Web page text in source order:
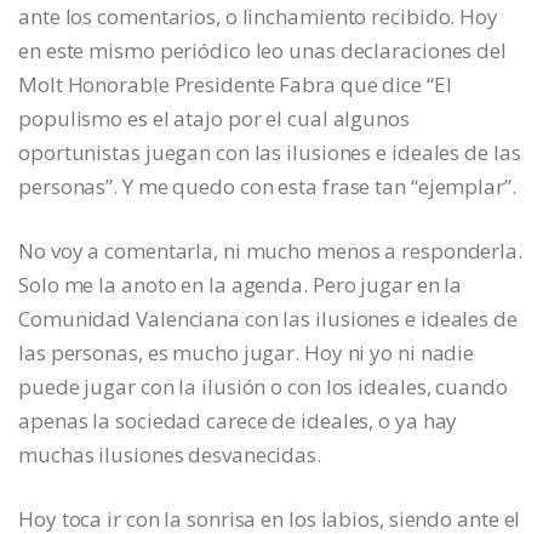
ante los comentarios, o linchamiento recibido. Hoy
en este mismo periódico leo unas declaraciones del
Molt Honorable Presidente Fabra que dice “El
populismo es el atajo por el cual algunos
oportunistas juegan con las ilusiones e ideales de las
personas”. Y me quedo con esta frase tan “ejemplar”.
No voy a comentarla, ni mucho menos a responderla.
Solo me la anoto en la agenda. Pero jugar en la
Comunidad Valenciana con las ilusiones e ideales de
las personas, es mucho jugar. Hoy ni yo ni nadie
puede jugar con la ilusión o con los ideales, cuando
apenas la sociedad carece de ideales, o ya hay
muchas ilusiones desvanecidas.
Hoy toca ir con la sonrisa en los labios, siendo ante el